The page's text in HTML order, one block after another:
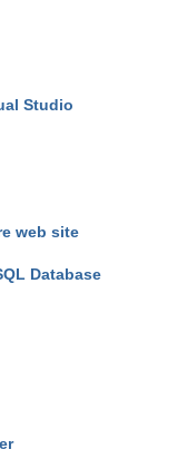
Studio
web site
Database